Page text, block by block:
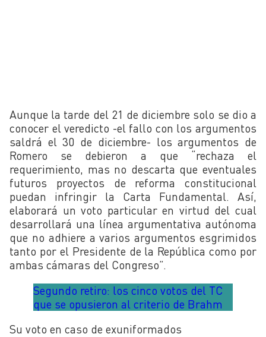
Aunque la tarde del 21 de diciembre solo se dio a
conocer el veredicto -el fallo con los argumentos
saldrá el 30 de diciembre- los argumentos de
Romero se debieron a que “rechaza el
requerimiento, mas no descarta que eventuales
futuros proyectos de reforma constitucional
puedan infringir la Carta Fundamental. Así,
elaborará un voto particular en virtud del cual
desarrollará una línea argumentativa autónoma
que no adhiere a varios argumentos esgrimidos
tanto por el Presidente de la República como por
ambas cámaras del Congreso”.
Segundo retiro: los cinco votos del TC
que se opusieron al criterio de Brahm
Su voto en caso de exuniformados